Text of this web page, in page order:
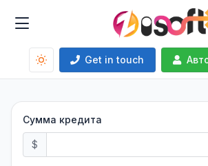
Get in touch
Сумма кредита
$